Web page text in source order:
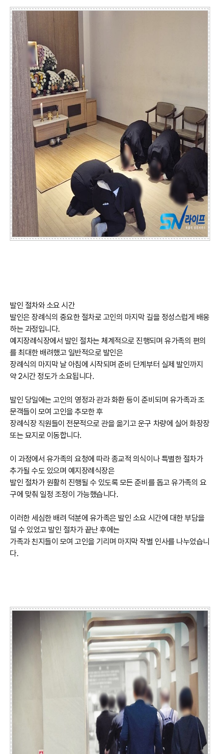
발인 절차와 소요 시간
발인은 장례식의 중요한 절차로 고인의 마지막 길을 정성스럽게 배웅
하는 과정입니다.
예지장례식장에서 발인 절차는 체계적으로 진행되며 유가족의 편의
를 최대한 배려했고 일반적으로 발인은
장례식의 마지막 날 아침에 시작되며 준비 단계부터 실제 발인까지
약 2시간 정도가 소요됩니다.
발인 당일에는 고인의 영정과 관과 화환 등이 준비되며 유가족과 조
문객들이 모여 고인을 추모한 후
장례식장 직원들이 전문적으로 관을 옮기고 운구 차량에 실어 화장장
또는 묘지로 이동합니다.
이 과정에서 유가족의 요청에 따라 종교적 의식이나 특별한 절차가
추가될 수도 있으며 예지장례식장은
발인 절차가 원활히 진행될 수 있도록 모든 준비를 돕고 유가족의 요
구에 맞춰 일정 조정이 가능했습니다.
이러한 세심한 배려 덕분에 유가족은 발인 소요 시간에 대한 부담을
덜 수 있었고 발인 절차가 끝난 후에는
가족과 친지들이 모여 고인을 기리며 마지막 작별 인사를 나누었습니
다.